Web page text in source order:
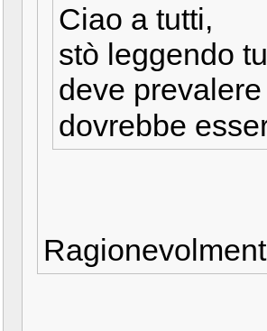
Ciao a tutti,
stò leggendo
deve
dovrebbe